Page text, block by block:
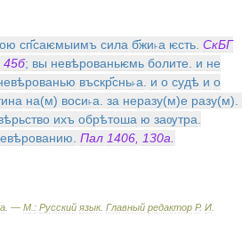
сп҃саѥмыимъ сила б҃жи˫а ѥсть СкБГ
45б; вы невѣрованьѥмь болите и не
въскр҃снь˫а и о судѣ и о
на(м) воси˫а за неразу(м)е разу(м).
ихъ обрѣтоша ю заѹтра
Пал 1406 130а
. — М : Русский язык. Главный редактор Р. И